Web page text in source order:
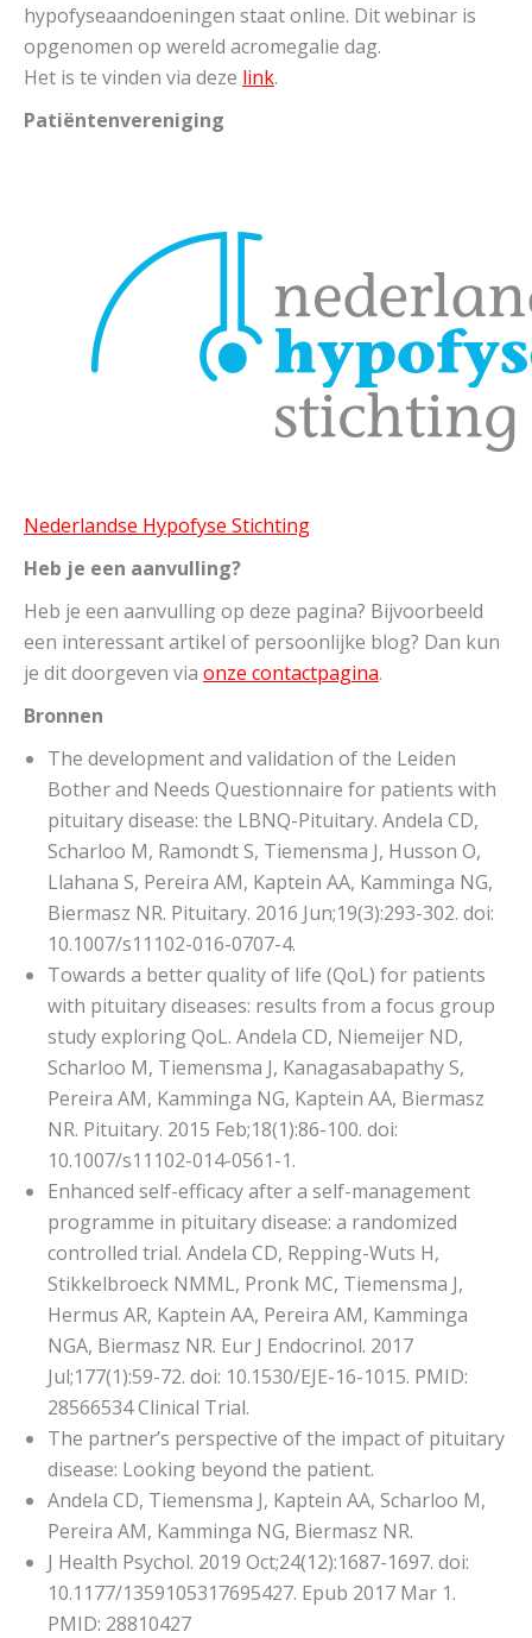
hypofyseaandoeningen staat online. Dit webinar is
opgenomen op wereld acromegalie dag.
Het is te vinden via deze link.
Patiëntenvereniging
Nederlandse Hypofyse Stichting
Heb je een aanvulling?
Heb je een aanvulling op deze pagina? Bijvoorbeeld
een interessant artikel of persoonlijke blog? Dan kun
je dit doorgeven via onze contactpagina.
Bronnen
The development and validation of the Leiden
Bother and Needs Questionnaire for patients with
pituitary disease: the LBNQ-Pituitary. Andela CD,
Scharloo M, Ramondt S, Tiemensma J, Husson O,
Llahana S, Pereira AM, Kaptein AA, Kamminga NG,
Biermasz NR. Pituitary. 2016 Jun;19(3):293-302. doi:
10.1007/s11102-016-0707-4.
Towards a better quality of life (QoL) for patients
with pituitary diseases: results from a focus group
study exploring QoL. Andela CD, Niemeijer ND,
Scharloo M, Tiemensma J, Kanagasabapathy S,
Pereira AM, Kamminga NG, Kaptein AA, Biermasz
NR. Pituitary. 2015 Feb;18(1):86-100. doi:
10.1007/s11102-014-0561-1.
Enhanced self-efficacy after a self-management
programme in pituitary disease: a randomized
controlled trial. Andela CD, Repping-Wuts H,
Stikkelbroeck NMML, Pronk MC, Tiemensma J,
Hermus AR, Kaptein AA, Pereira AM, Kamminga
NGA, Biermasz NR. Eur J Endocrinol. 2017
Jul;177(1):59-72. doi: 10.1530/EJE-16-1015. PMID:
28566534 Clinical Trial.
The partner’s perspective of the impact of pituitary
disease: Looking beyond the patient.
Andela CD, Tiemensma J, Kaptein AA, Scharloo M,
Pereira AM, Kamminga NG, Biermasz NR.
J Health Psychol. 2019 Oct;24(12):1687-1697. doi:
10.1177/1359105317695427. Epub 2017 Mar 1.
PMID: 28810427